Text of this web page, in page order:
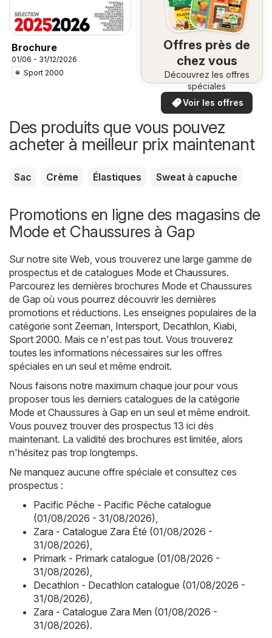
Brochure
01/06 - 31/12/2026
Sport 2000
Offres près de
chez vous
Découvrez les offres
spéciales
Voir les offres
Des produits que vous pouvez
acheter à meilleur prix maintenant
Sac Crème Élastiques Sweat à capuche
Promotions en ligne des magasins de
Mode et Chaussures à Gap
Sur notre site Web, vous trouverez une large gamme de
prospectus et de catalogues Mode et Chaussures.
Parcourez les dernières brochures Mode et Chaussures
de Gap où vous pourrez découvrir les dernières
promotions et réductions. Les enseignes populaires de la
catégorie sont Zeeman, Intersport, Decathlon, Kiabi,
Sport 2000. Mais ce n'est pas tout. Vous trouverez
toutes les informations nécessaires sur les offres
spéciales en un seul et même endroit.
Nous faisons notre maximum chaque jour pour vous
proposer tous les derniers catalogues de la catégorie
Mode et Chaussures à Gap en un seul et même endroit.
Vous pouvez trouver des prospectus 13 ici dès
maintenant. La validité des brochures est limitée, alors
n'hésitez pas trop longtemps.
Ne manquez aucune offre spéciale et consultez ces
prospectus :
Pacific Pêche - Pacific Pêche catalogue
(01/08/2026 - 31/08/2026),
Zara - Catalogue Zara Été (01/08/2026 -
31/08/2026),
Primark - Primark catalogue (01/08/2026 -
31/08/2026),
Decathlon - Decathlon catalogue (01/08/2026 -
31/08/2026),
Zara - Catalogue Zara Men (01/08/2026 -
31/08/2026).